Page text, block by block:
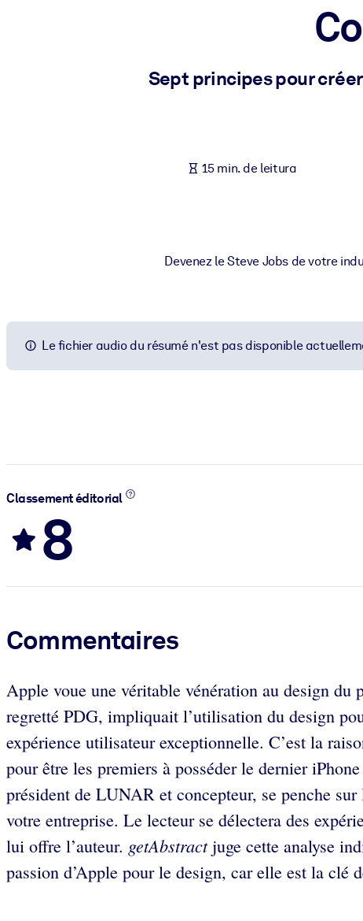
Para bibliotecas corporativas
Enriqueça sua biblioteca corporativa com conhecimento de
Alimente seus sistemas de IA com conhecimento confiável e
Sept principes pour
15 min. de leitura
Devenez le Steve Jobs de votre
Le fichier audio du résumé n'est pas disponible
Classement éditorial
8
Commentaires
Apple voue une véritable vénération au design
regretté PDG, impliquait l’utilisation du design
expérience utilisateur exceptionnelle. C’est la
pour être les premiers à posséder le dernier
président de LUNAR et concepteur, se penche
votre entreprise. Le lecteur se délectera des
lui offre l’auteur. getAbstractjuge cette analyse
passion d’Apple pour le design, car elle est la clé